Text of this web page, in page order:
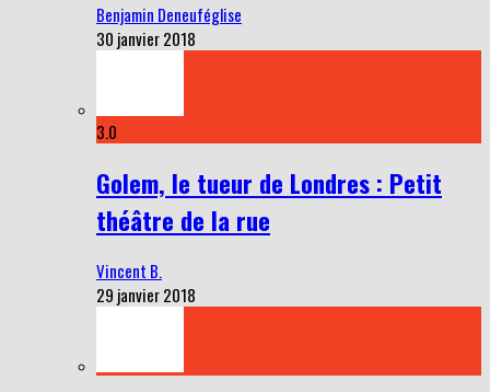
Benjamin Deneuféglise
30 janvier 2018
3.0
Golem, le tueur de Londres : Petit
théâtre de la rue
Vincent B.
29 janvier 2018